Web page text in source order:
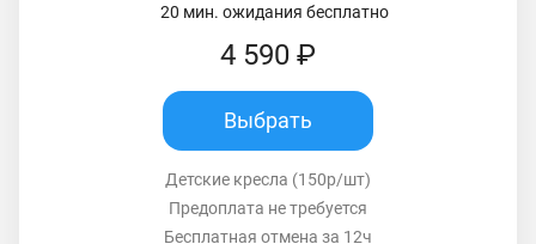
20 мин. ожидания бесплатно
4 590 ₽
Выбрать
Детские кресла (150р/шт)
Предоплата не требуется
Бесплатная отмена за 12ч